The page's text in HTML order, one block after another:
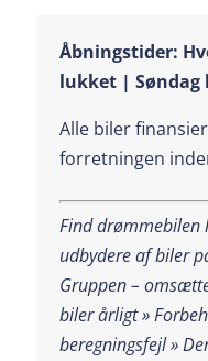
Åbningstider:
lukket | Søndag
Alle biler
forretningen
Find drømmebilen
udbydere af biler
Gruppen –
biler årligt »
beregningsfejl »